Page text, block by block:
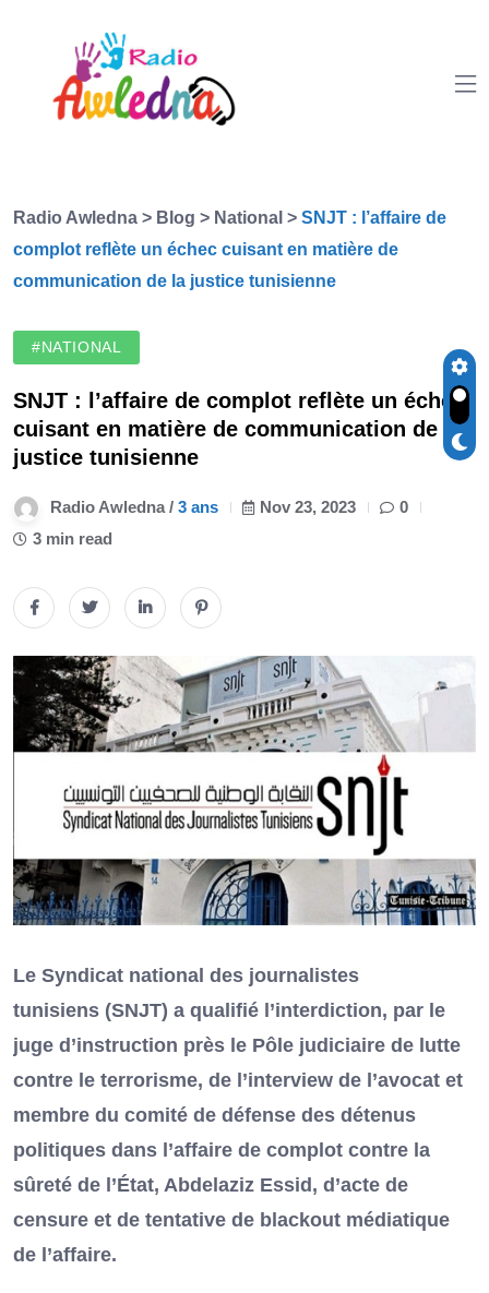
Radio Awledna > Blog > National > SNJT : l’affaire de
complot reflète un échec cuisant en matière de
communication de la justice tunisienne
#NATIONAL
SNJT : l’affaire de complot reflète un échec
cuisant en matière de communication de la
justice tunisienne
Radio Awledna / 3 ans Nov 23, 2023
0
3 min read
Le Syndicat national des journalistes
tunisiens (SNJT) a qualifié l’interdiction, par le
juge d’instruction près le Pôle judiciaire de lutte
contre le terrorisme, de l’interview de l’avocat et
membre du comité de défense des détenus
politiques dans l’affaire de complot contre la
sûreté de l’État, Abdelaziz Essid, d’acte de
censure et de tentative de blackout médiatique
de l’affaire.